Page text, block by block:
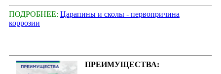
ПОДРОБНЕЕ: Царапины и сколы - первопричина
коррозии
ПРЕИМУЩЕСТВА: